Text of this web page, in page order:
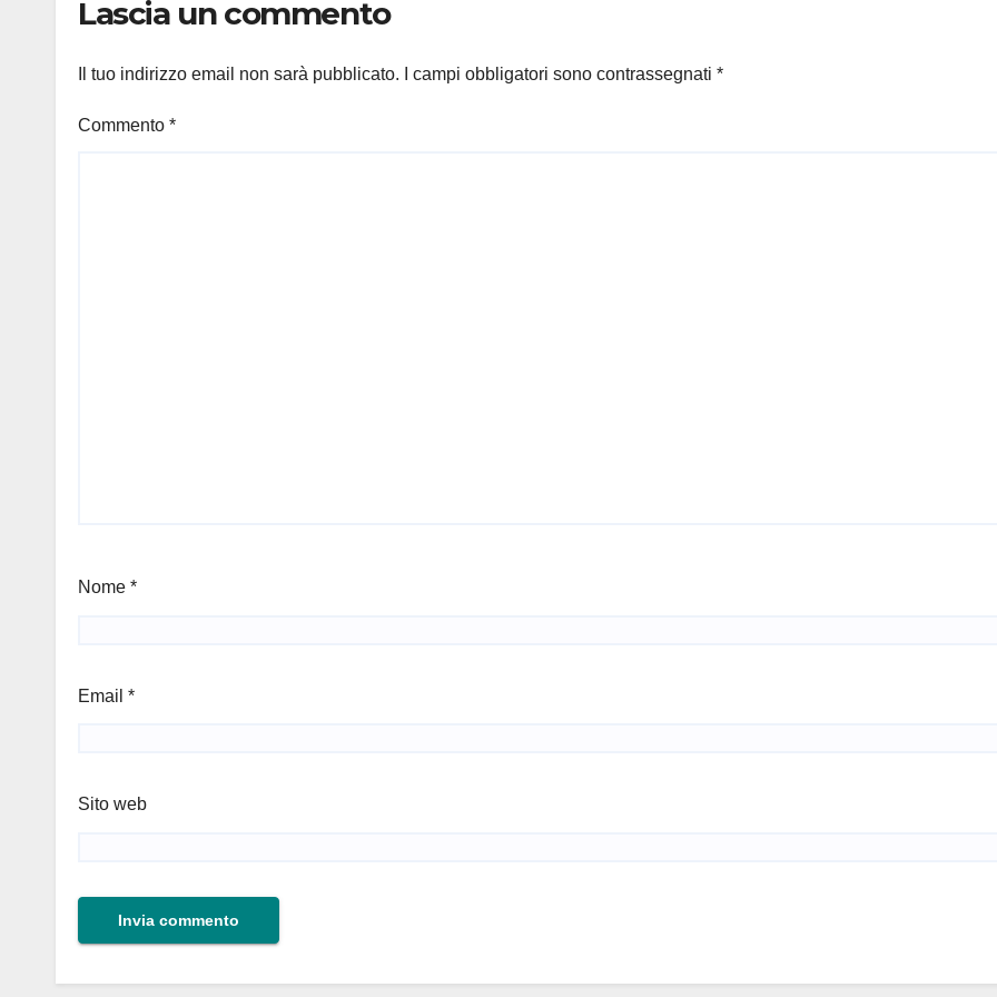
Lascia un commento
Il tuo indirizzo email non sarà pubblicato. I campi obbligatori sono contrassegnati *
Commento *
Nome *
Email *
Sito web